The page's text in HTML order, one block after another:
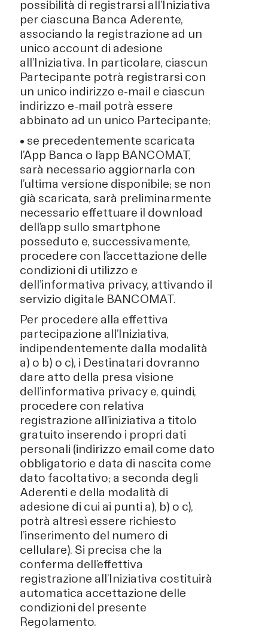
possibilità di registrarsi all’Iniziativa
per ciascuna Banca Aderente,
associando la registrazione ad un
unico account di adesione
all’Iniziativa. In particolare, ciascun
Partecipante potrà registrarsi con
un unico indirizzo e-mail e ciascun
indirizzo e-mail potrà essere
abbinato ad un unico Partecipante;
• se precedentemente scaricata
l’App Banca o l’app BANCOMAT,
sarà necessario aggiornarla con
l’ultima versione disponibile; se non
già scaricata, sarà preliminarmente
necessario effettuare il download
dell’app sullo smartphone
posseduto e, successivamente,
procedere con l’accettazione delle
condizioni di utilizzo e
dell’informativa privacy, attivando il
servizio digitale BANCOMAT.
Per procedere alla effettiva
partecipazione all’Iniziativa,
indipendentemente dalla modalità
a) o b) o c), i Destinatari dovranno
dare atto della presa visione
dell’informativa privacy e, quindi,
procedere con relativa
registrazione all’iniziativa a titolo
gratuito inserendo i propri dati
personali (indirizzo email come dato
obbligatorio e data di nascita come
dato facoltativo; a seconda degli
Aderenti e della modalità di
adesione di cui ai punti a), b) o c),
potrà altresì essere richiesto
l’inserimento del numero di
cellulare). Si precisa che la
conferma dell’effettiva
registrazione all’Iniziativa costituirà
automatica accettazione delle
condizioni del presente
Regolamento.